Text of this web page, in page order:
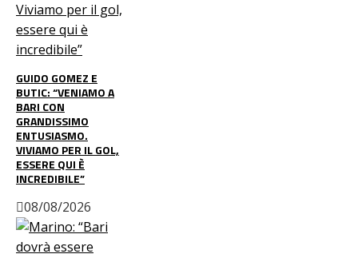
GUIDO GOMEZ E
BUTIC: “VENIAMO A
BARI CON
GRANDISSIMO
ENTUSIASMO.
VIVIAMO PER IL GOL,
ESSERE QUI È
INCREDIBILE”
08/08/2026